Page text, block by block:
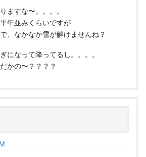
ますな〜。。。。
年並みくらいですが
、なかなか雪が解けませんね？
になって降ってるし。。。。
かの〜？？？？